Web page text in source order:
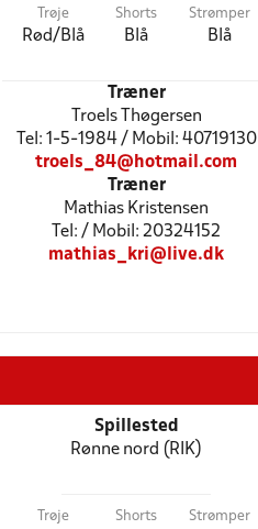
Trøje
Rød/Blå
Shorts
Blå
Strømper
Blå
Træner
Troels Thøgersen
Tel: 1-5-1984 / Mobil: 40719130
troels_84@hotmail.com
Træner
Mathias Kristensen
Tel: / Mobil: 20324152
mathias_kri@live.dk
Spillested
Rønne nord (RIK)
Trøje Shorts Strømper